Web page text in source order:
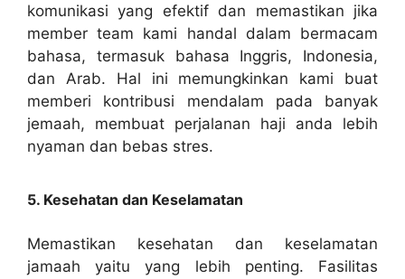
komunikasi yang efektif dan memastikan jika
member team kami handal dalam bermacam
bahasa, termasuk bahasa Inggris, Indonesia,
dan Arab. Hal ini memungkinkan kami buat
memberi kontribusi mendalam pada banyak
jemaah, membuat perjalanan haji anda lebih
nyaman dan bebas stres.
5. Kesehatan dan Keselamatan
Memastikan kesehatan dan keselamatan
jamaah yaitu yang lebih penting. Fasilitas